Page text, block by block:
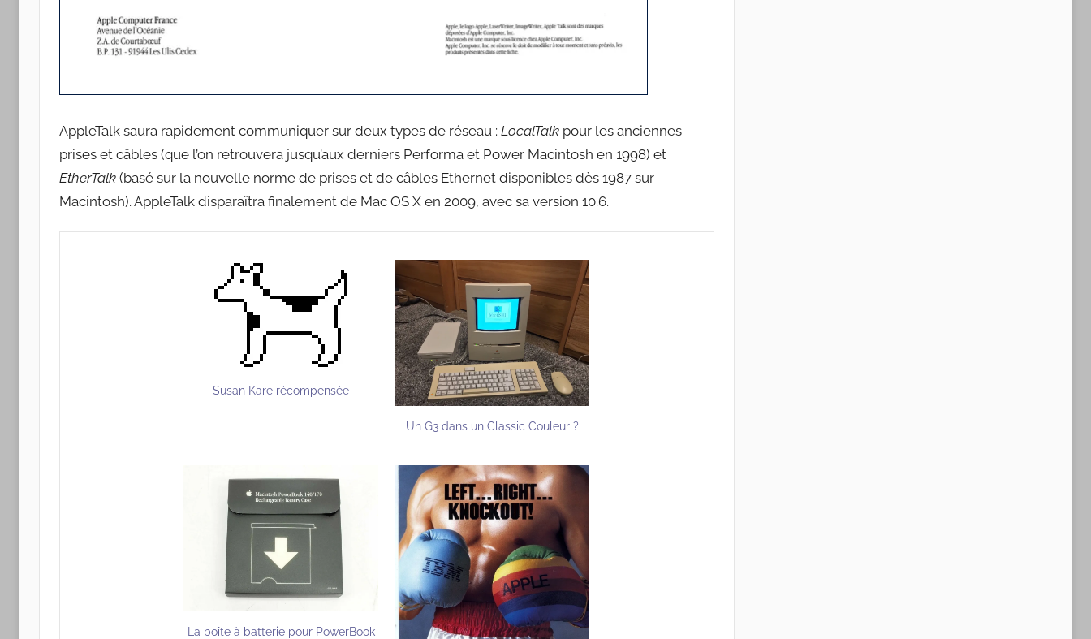
AppleTalk saura rapidement communiquer sur deux types de réseau : LocalTalk pour les anciennes
prises et câbles (que l’on retrouvera jusqu’aux derniers Performa et Power Macintosh en 1998) et
EtherTalk (basé sur la nouvelle norme de prises et de câbles Ethernet disponibles dès 1987 sur
Macintosh). AppleTalk disparaîtra finalement de Mac OS X en 2009, avec sa version 10.6.
Susan Kare récompensée
Un G3 dans un Classic Couleur ?
La boîte à batterie pour PowerBook